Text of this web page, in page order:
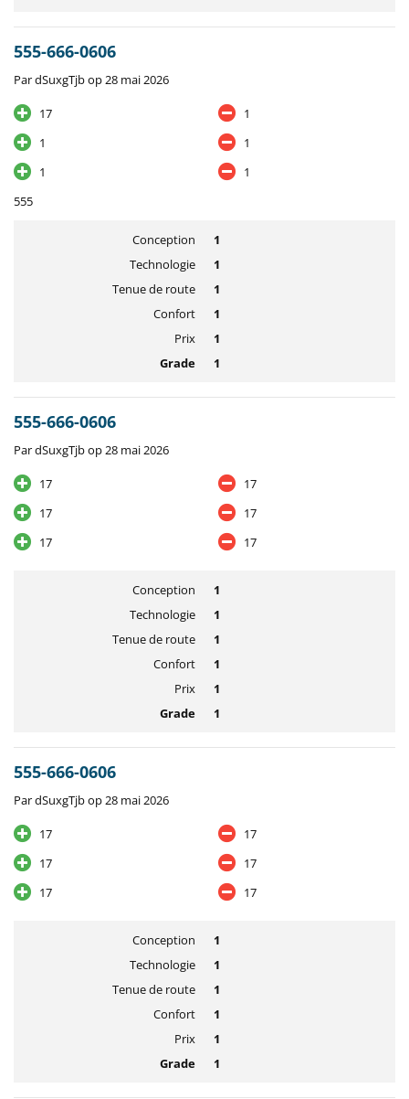
555-666-0606
Par dSuxgTjb op 28 mai 2026
17
1
1
1
1
1
555
Conception
1
Technologie
1
Tenue de route
1
Confort
1
Prix
1
Grade
1
555-666-0606
Par dSuxgTjb op 28 mai 2026
17
17
17
17
17
17
Conception
1
Technologie
1
Tenue de route
1
Confort
1
Prix
1
Grade
1
555-666-0606
Par dSuxgTjb op 28 mai 2026
17
17
17
17
17
17
Conception
1
Technologie
1
Tenue de route
1
Confort
1
Prix
1
Grade
1